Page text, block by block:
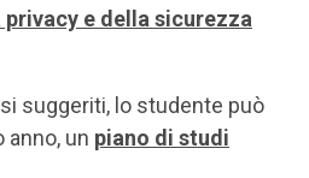
privacy e della sicurezza
suggeriti, lo studente può
anno, un piano di studi